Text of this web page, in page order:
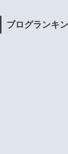
ブログランキ